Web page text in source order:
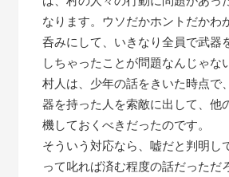
なります。ウソだかホントだかわ
呑みにして、いきなり全員で武器
しちゃったことが問題なんじゃな
村人は、少年の話をきいた時点で
器を持った人を索敵に出して、他
機しておくべきだったのです。
そういう対応なら、嘘だと判明し
って叱れば済む程度の話だっただ